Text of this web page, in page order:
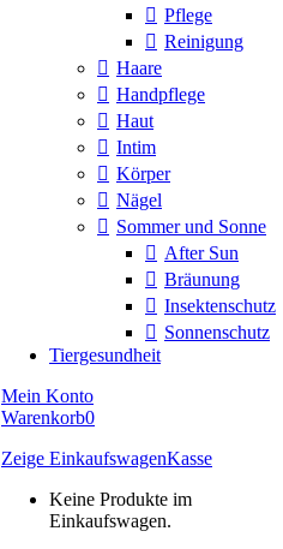
Pflege
Reinigung
Haare
Handpflege
Haut
Intim
Körper
Nägel
Sommer und Sonne
After Sun
Bräunung
Insektenschutz
Sonnenschutz
Tiergesundheit
Mein Konto
Warenkorb0
Zeige EinkaufswagenKasse
Keine Produkte im
Einkaufswagen.